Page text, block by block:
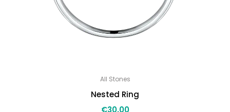
All Stones
Nested Ring
€30.00